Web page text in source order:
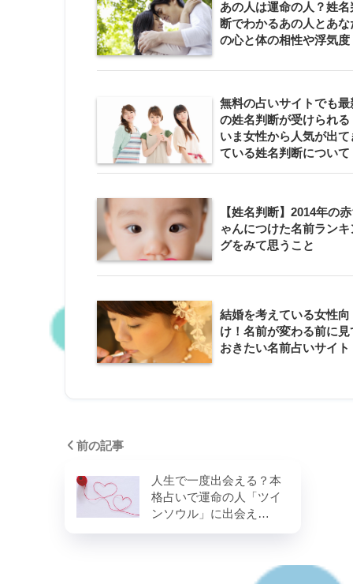
あの人は運命の人？姓名
断でわかるあの人とあな
の心と体の相性や浮気度
無料の占いサイトでも最
の姓名判断が受けられる
いま女性から人気が出て
ている姓名判断について
【姓名判断】2014年の
ゃんにつけた名前ランキ
グをみて思うこと
結婚を考えている女性向
け！名前が変わる前に見
おきたい名前占いサイト
前の記事
人生で一度出会える？本
格占いで運命の人「ツイ
ンソウル」に出会え…